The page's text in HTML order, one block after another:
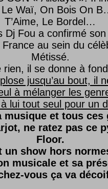
Waï, On Bois On
T’Aime, Le Bordel…
Fou a confirmé son
au sein du
Métissé.
rien, il se donne à
jusqu’au bout, il
à mélanger les
lui tout seul pour un
et tous ces
ne ratez pas ce
Floor.
un show hors
musicale et sa
vous ça va